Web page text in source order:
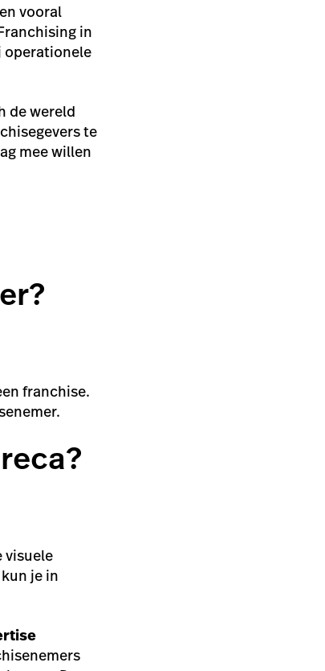
en vooral
in
operationele
de wereld
te
mee willen
franchise.
visuele
je in